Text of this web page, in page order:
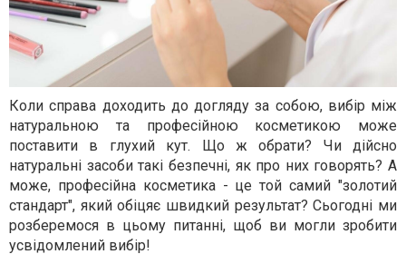
Коли справа доходить до догляду за собою, вибір між
натуральною та професійною косметикою може
поставити в глухий кут. Що ж обрати? Чи дійсно
натуральні засоби такі безпечні, як про них говорять? А
може, професійна косметика - це той самий "золотий
стандарт", який обіцяє швидкий результат? Сьогодні ми
розберемося в цьому питанні, щоб ви могли зробити
усвідомлений вибір!